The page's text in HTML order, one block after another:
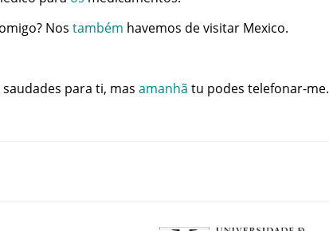
? Nos também havemos devisitar Mexico.
saudades para ti, mas amanhã tu podes telefonar-me.